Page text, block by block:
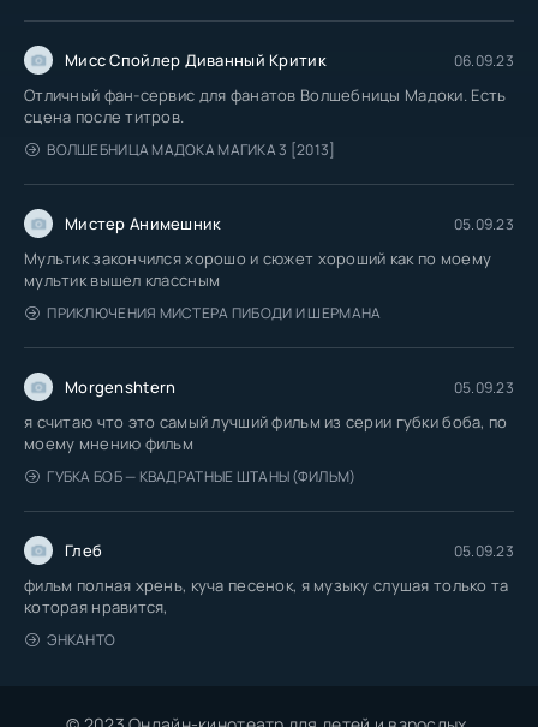
Мисс Спойлер Диванный Критик 06.09.23
Отличный фан-сервис для фанатов Волшебницы Мадоки. Есть
сцена после титров.
ВОЛШЕБНИЦА МАДОКА МАГИКА 3 [2013]
Мистер Анимешник 05.09.23
Мультик закончился хорошо и сюжет хороший как по моему
мультик вышел классным
ПРИКЛЮЧЕНИЯ МИСТЕРА ПИБОДИ И ШЕРМАНА
Morgenshtern 05.09.23
я считаю что это самый лучший фильм из серии губки боба, по
моему мнению фильм
ГУБКА БОБ — КВАДРАТНЫЕ ШТАНЫ (ФИЛЬМ)
Глеб 05.09.23
фильм полная хрень, куча песенок, я музыку слушая только та
которая нравится,
ЭНКАНТО